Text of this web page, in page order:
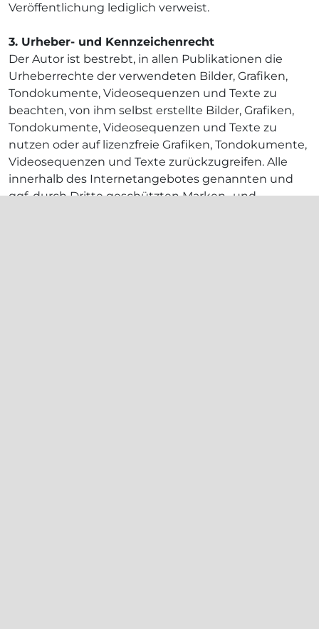
Veröffentlichung lediglich verweist.
3. Urheber- und Kennzeichenrecht
Der Autor ist bestrebt, in allen Publikationen die
Urheberrechte der verwendeten Bilder, Grafiken,
Tondokumente, Videosequenzen und Texte zu
beachten, von ihm selbst erstellte Bilder, Grafiken,
Tondokumente, Videosequenzen und Texte zu
nutzen oder auf lizenzfreie Grafiken, Tondokumente,
Videosequenzen und Texte zurückzugreifen. Alle
innerhalb des Internetangebotes genannten und
ggf. durch Dritte geschützten Marken- und